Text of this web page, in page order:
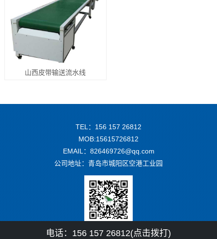
山西皮带输送流水线
TEL：156 157 26812
MOB:15615726812
EMAIL：826469726@qq.com
公司地址：青岛市城阳区空港工业园
微信二维码
电话：156 157 26812(点击拨打)